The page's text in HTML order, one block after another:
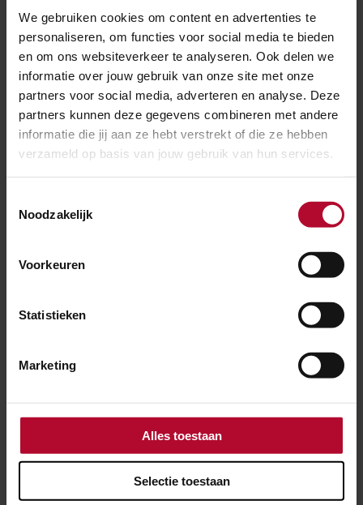
We gebruiken cookies om content en advertenties te
personaliseren, om functies voor social media te bieden
en om ons websiteverkeer te analyseren. Ook delen we
informatie over jouw gebruik van onze site met onze
partners voor social media, adverteren en analyse. Deze
partners kunnen deze gegevens combineren met andere
informatie die jij aan ze hebt verstrekt of die ze hebben
verzameld op basis van jouw gebruik van hun services.
Noodzakelijk
Voorkeuren
Statistieken
Marketing
Alles toestaan
Selectie toestaan
Fietser omgekomen na aanrijding met
2 oktober 2025